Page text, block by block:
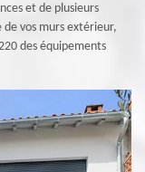
et de plusieurs
de vos murs extérieur,
des équipements